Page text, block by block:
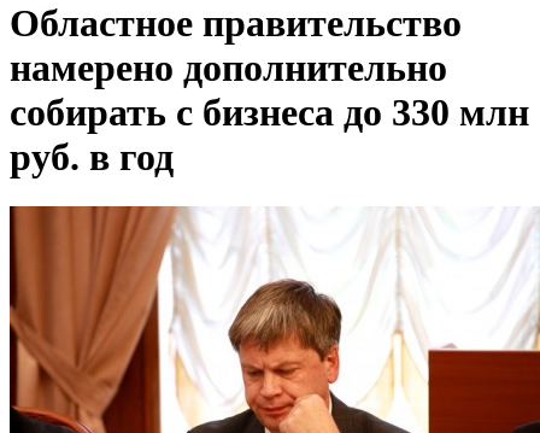
Областное правительство
намерено дополнительно
собирать с бизнеса до 330 млн
руб. в год